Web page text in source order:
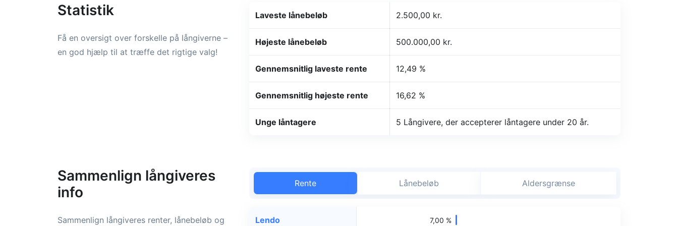
Statistik
Få en oversigt over forskelle på långiverne –
en god hjælp til at træffe det rigtige valg!
Laveste lånebeløb 2.500,00 kr.
Højeste lånebeløb 500.000,00 kr.
Gennemsnitlig laveste rente 12,49 %
Gennemsnitlig højeste rente 16,62 %
Unge låntagere 5 Långivere, der accepterer låntagere under 20 år.
Sammenlign långiveres
info
Sammenlign långiveres renter, lånebeløb og
Rente Lånebeløb Aldersgrænse
Lendo 7,00 %